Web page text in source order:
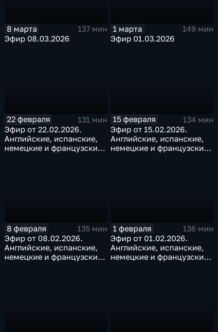
8 марта
137 мин
Эфир 08.03.2026
1 марта
149 мин
Эфир 01.03.2026
22 февраля
131 мин
Эфир от 22.02.2026.
Английские, испанские,
немецкие и французские
15 февраля
134 мин
Эфир от 15.02.2026.
Английские, испанские,
немецкие и французские
8 февраля
135 мин
Эфир от 08.02.2026.
Английские, испанские,
немецкие и французские
1 февраля
136 мин
Эфир от 01.02.2026.
Английские, испанские,
немецкие и французские